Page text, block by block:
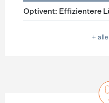
Förderprogramme
Optivent: Effizientere
+